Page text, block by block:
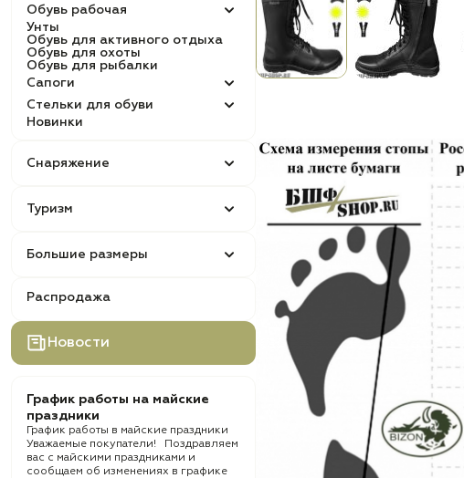
Обувь рабочая
Унты
Обувь для активного отдыха
Обувь для охоты
Обувь для рыбалки
Сапоги
Стельки для обуви
Новинки
Снаряжение
Туризм
Большие размеры
Распродажа
Новости
График работы на майские
праздники
График работы в майские праздники
Уважаемые покупатели! Поздравляем
вас с майскими праздниками и
сообщаем об изменениях в графике